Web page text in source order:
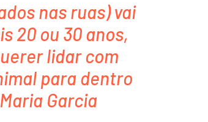
nas ruas) vai
20 ou 30 anos,
lidar com
para dentro
Garcia